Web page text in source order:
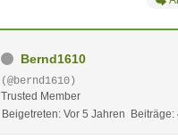
Bernd1610
(@bernd1610)
Trusted Member
Beigetreten: Vor 5 Jahren
Beiträge: